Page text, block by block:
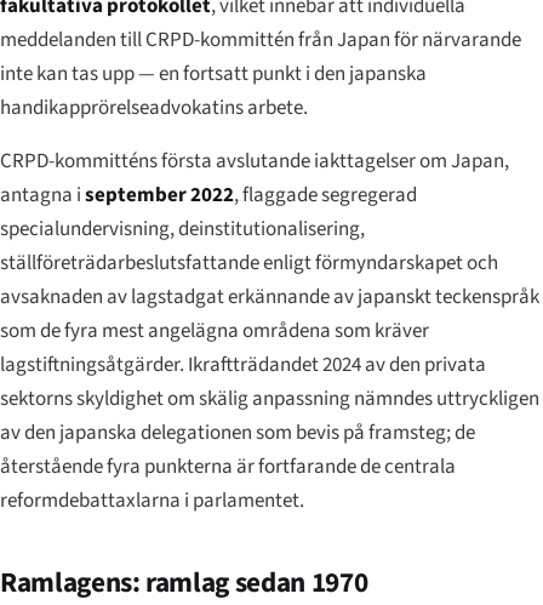
meddelanden till CRPD-kommittén från Japan för närvarande
inte kan tas upp — en fortsatt punkt i den japanska
handikapprörelseadvokatins arbete.
CRPD-kommitténs första avslutande iakttagelser om Japan,
antagna iseptember 2022, flaggade segregerad
specialundervisning, deinstitutionalisering,
ställföreträdarbeslutsfattande enligt förmyndarskapet och
avsaknaden av lagstadgat erkännande av japanskt teckenspråk
som de fyra mest angelägna områdena som kräver
lagstiftningsåtgärder. Ikraftträdandet 2024 av den privata
sektorns skyldighet om skälig anpassning nämndes uttryckligen
av den japanska delegationen som bevis på framsteg; de
återstående fyra punkterna är fortfarande de centrala
reformdebattaxlarna i parlamentet.
Ramlagens: ramlag sedan 1970